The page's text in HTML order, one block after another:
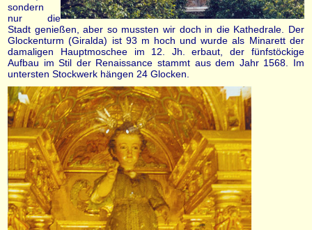
sondern
nur die
Stadt genießen, aber so mussten wir doch in die Kathedrale. Der
Glockenturm (Giralda) ist 93 m hoch und wurde als Minarett der
damaligen Hauptmoschee im 12. Jh. erbaut, der fünfstöckige
Aufbau im Stil der Renaissance stammt aus dem Jahr 1568. Im
untersten Stockwerk hängen 24 Glocken.